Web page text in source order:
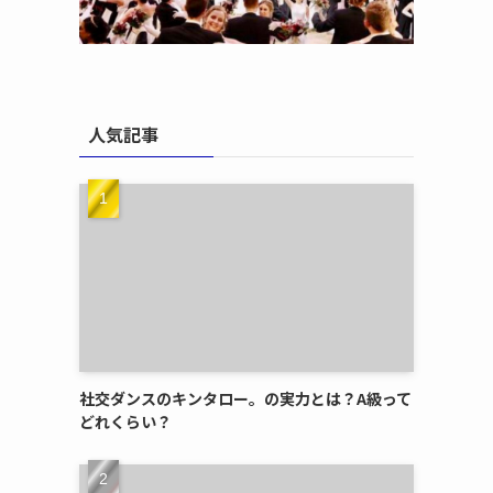
人気記事
社交ダンスのキンタロー。の実力とは？A級って
どれくらい？